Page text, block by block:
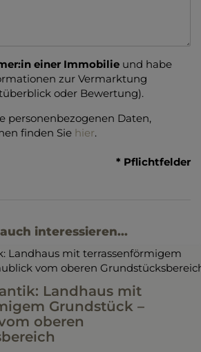
einer Immobilie und habe
zur Vermarktung
oder Bewertung).
personenbezogenen Daten,
finden Sie hier.
* Pflichtfelder
interessieren...
Landhaus mit
Grundstück –
oberen